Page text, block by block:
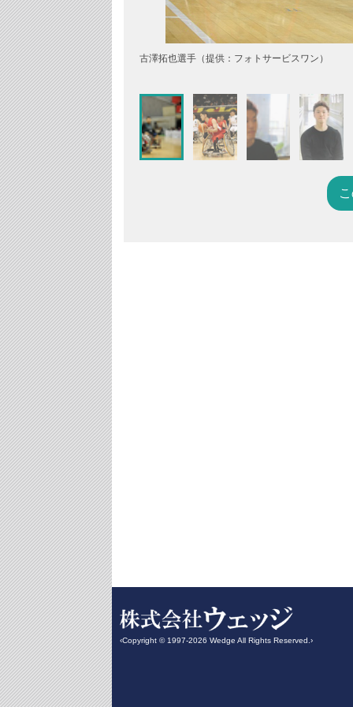
古澤拓也選手（提供：フォトサービスワン）
‹Copyright © 1997-2026 Wedge All Rights Reserved.›